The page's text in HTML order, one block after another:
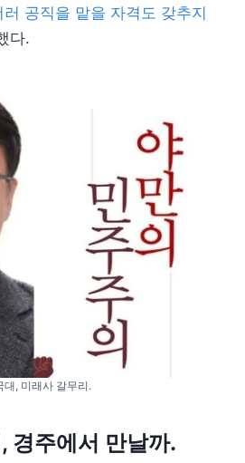
공직을 맡을 자격도 갖추지
다.
, 미래사 갈무리.
경주에서 만날까.